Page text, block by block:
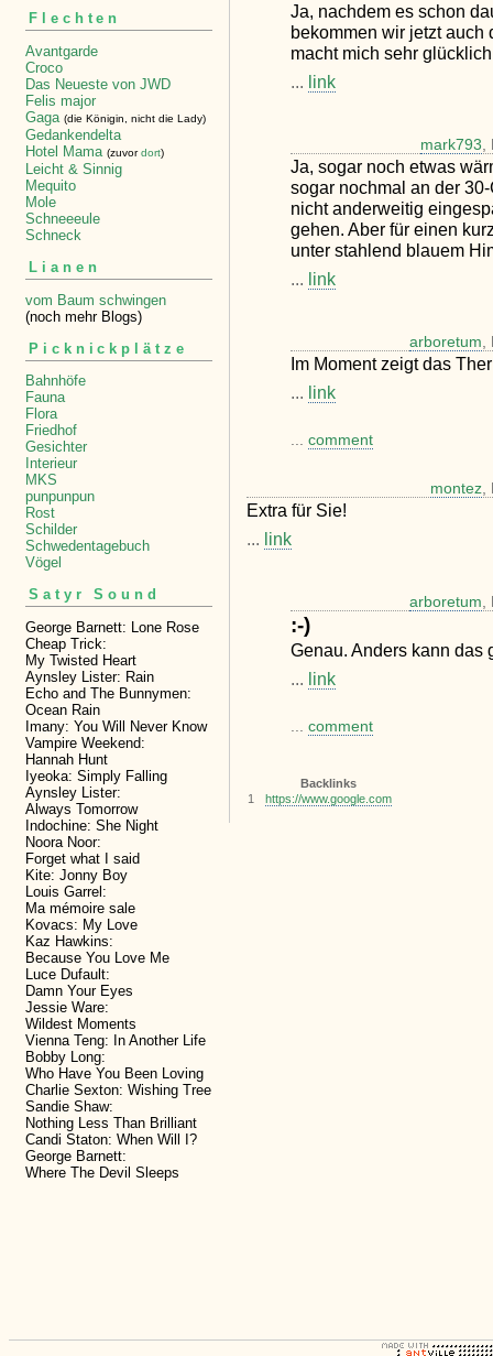
Flechten
Avantgarde
Croco
Das Neueste von JWD
Felis major
Gaga (die Königin, nicht die Lady)
Gedankendelta
Hotel Mama (zuvordort)
Leicht & Sinnig
Mequito
Mole
Schneeeule
Schneck
Lianen
vom Baum schwingen
(noch mehr Blogs)
Picknickplätze
Bahnhöfe
Fauna
Flora
Friedhof
Gesichter
Interieur
MKS
punpunpun
Rost
Schilder
Schwedentagebuch
Vögel
Satyr Sound
George Barnett: Lone Rose
Cheap Trick:
My Twisted Heart
Aynsley Lister: Rain
Echo and The Bunnymen:
Ocean Rain
Imany: You Will Never Know
Vampire Weekend:
Hannah Hunt
Iyeoka: Simply Falling
Aynsley Lister:
Always Tomorrow
Indochine: She Night
Noora Noor:
Forget what I said
Kite: Jonny Boy
Louis Garrel:
Ma mémoire sale
Kovacs: My Love
Kaz Hawkins:
Because You Love Me
Luce Dufault:
Damn Your Eyes
Jessie Ware:
Wildest Moments
Vienna Teng: In Another Life
Bobby Long:
Who Have You Been Loving
Charlie Sexton: Wishing Tree
Sandie Shaw:
Nothing Less Than Brilliant
Candi Staton: When Will I?
George Barnett:
Where The Devil Sleeps
Ja, nachdem es schon
bekommen wir jetzt auch
macht mich sehr
... link
mark793,
Ja, sogar noch etwas
sogar nochmal an der
nicht anderweitig
gehen. Aber für einen
unter stahlend blauem
... link
arboretum,
Im Moment zeigt das
... link
... comment
montez,
Extra für Sie!
... link
arboretum,
:-)
Genau. Anders kann das
... link
... comment
Backlinks
1
https://www.google.com